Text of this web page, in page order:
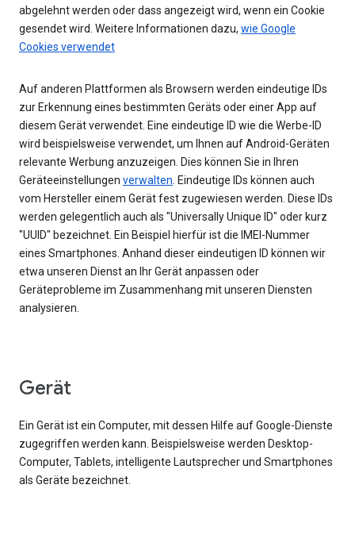
abgelehnt werden oder dass angezeigt wird, wenn ein Cookie
gesendet wird. Weitere Informationen dazu, wie Google
Cookies verwendet
Auf anderen Plattformen als Browsern werden eindeutige IDs
zur Erkennung eines bestimmten Geräts oder einer App auf
diesem Gerät verwendet. Eine eindeutige ID wie die Werbe-ID
wird beispielsweise verwendet, um Ihnen auf Android-Geräten
relevante Werbung anzuzeigen. Dies können Sie in Ihren
Geräteeinstellungen verwalten. Eindeutige IDs können auch
vom Hersteller einem Gerät fest zugewiesen werden. Diese IDs
werden gelegentlich auch als "Universally Unique ID" oder kurz
"UUID" bezeichnet. Ein Beispiel hierfür ist die IMEI-Nummer
eines Smartphones. Anhand dieser eindeutigen ID können wir
etwa unseren Dienst an Ihr Gerät anpassen oder
Geräteprobleme im Zusammenhang mit unseren Diensten
analysieren.
Gerät
Ein Gerät ist ein Computer, mit dessen Hilfe auf Google-Dienste
zugegriffen werden kann. Beispielsweise werden Desktop-
Computer, Tablets, intelligente Lautsprecher und Smartphones
als Geräte bezeichnet.